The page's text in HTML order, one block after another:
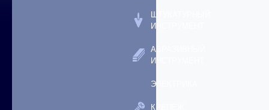
ШТУКАТУРНЫЙ
ИНСТРУМЕНТ
АБРАЗИВНЫЙ
ИНСТРУМЕНТ
ЭЛЕКТРИКА
КРЕПЕЖ